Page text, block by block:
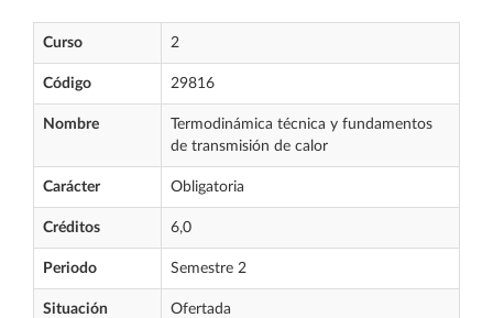
Curso 2
Código 29816
Nombre
Termodinámica técnica y fundamentos
de transmisión de calor
Carácter Obligatoria
Créditos 6,0
Periodo Semestre 2
Situación Ofertada